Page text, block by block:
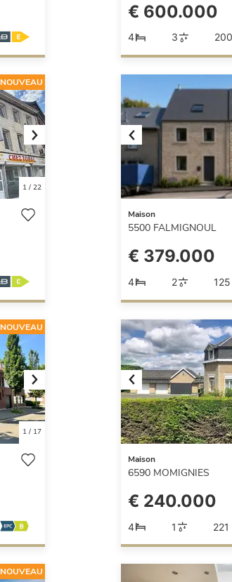
€ 600.000
4 3
Next
1/ 22
NOUVEAU
Previous
Maison
5500 FALMIGNOUL
€ 379.000
4 2
Next
1/ 17
NOUVEAU
Previous
Maison
6590 MOMIGNIES
€ 240.000
4 1 221
NOUVEAU